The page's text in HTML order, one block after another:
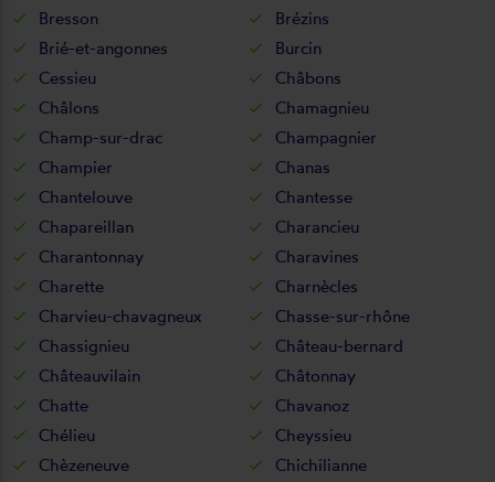
Bresson
Brézins
Brié-et-angonnes
Burcin
Cessieu
Châbons
Châlons
Chamagnieu
Champ-sur-drac
Champagnier
Champier
Chanas
Chantelouve
Chantesse
Chapareillan
Charancieu
Charantonnay
Charavines
Charette
Charnècles
Charvieu-chavagneux
Chasse-sur-rhône
Chassignieu
Château-bernard
Châteauvilain
Châtonnay
Chatte
Chavanoz
Chélieu
Cheyssieu
Chèzeneuve
Chichilianne